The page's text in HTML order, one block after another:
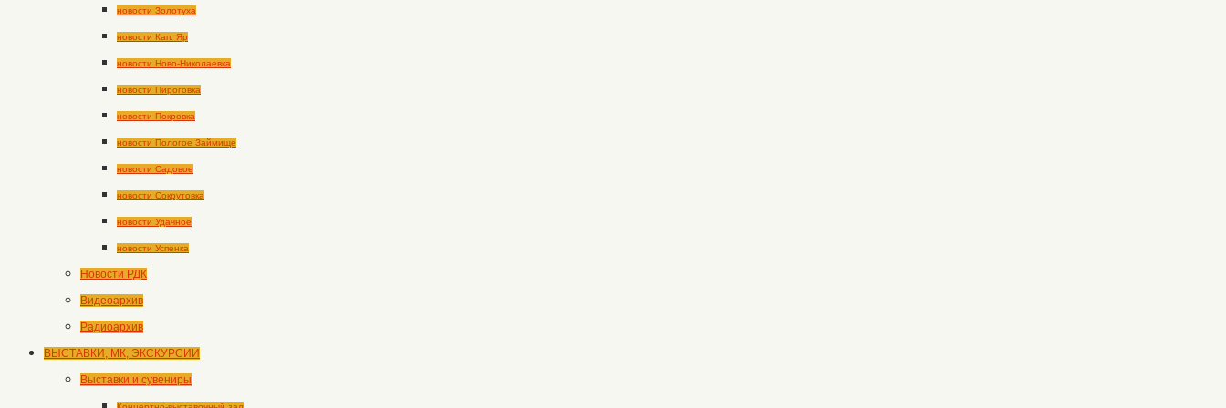
новости Золотуха
новости Кап. Яр
новости Ново-Николаевка
новости Пироговка
новости Покровка
новости Пологое Займище
новости Садовое
новости Сокрутовка
новости Удачное
новости Успенка
Новости РДК
Видеоархив
Радиоархив
ВЫСТАВКИ, МК, ЭКСКУРСИИ
Выставки и сувениры